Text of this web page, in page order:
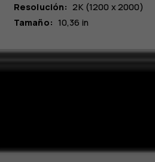
Resolución: 2K (1200 x 2000)
Tamaño: 10,36 in